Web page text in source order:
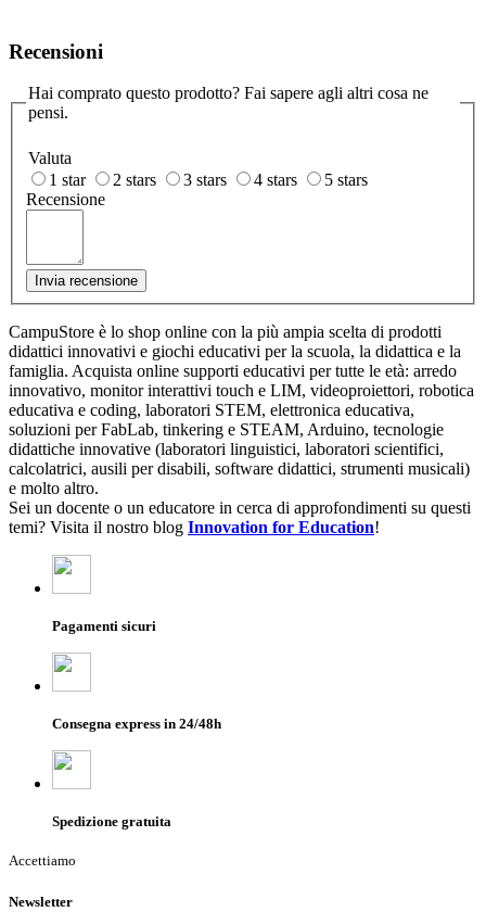
Recensioni
Hai comprato questo prodotto? Fai sapere agli altri cosa ne
pensi.
Valuta
1 star
2 stars 3 stars 4 stars
5 stars
Recensione
Invia recensione
CampuStore è lo shop online con la più ampia scelta di prodotti
didattici innovativi e giochi educativi per la scuola, la didattica e la
famiglia. Acquista online supporti educativi per tutte le età: arredo
innovativo, monitor interattivi touch e LIM, videoproiettori, robotica
educativa e coding, laboratori STEM, elettronica educativa,
soluzioni per FabLab, tinkering e STEAM, Arduino, tecnologie
didattiche innovative (laboratori linguistici, laboratori scientifici,
calcolatrici, ausili per disabili, software didattici, strumenti musicali)
e molto altro.
Sei un docente o un educatore in cerca di approfondimenti su questi
temi? Visita il nostro blog Innovation for Education!
Pagamenti sicuri
Consegna express in 24/48h
Spedizione gratuita
Accettiamo
Newsletter